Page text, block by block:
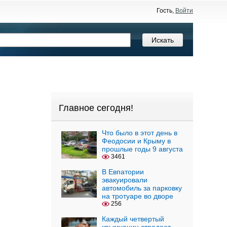
Гость, Войти
Главное сегодня!
Что было в этот день в
Феодосии и Крыму в
прошлые годы 9 августа
3461
В Евпатории
эвакуировали
автомобиль за парковку
на тротуаре во дворе
256
Каждый четвертый